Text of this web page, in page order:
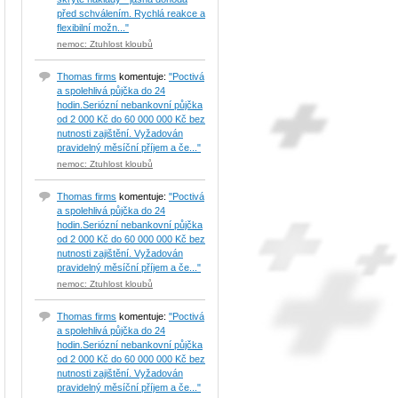
před schválením. Rychlá reakce a
flexibilní možn..."
nemoc: Ztuhlost kloubů
Thomas firms komentuje: "Poctivá
a spolehlivá půjčka do 24
hodin.Seriózní nebankovní půjčka
od 2 000 Kč do 60 000 000 Kč bez
nutnosti zajištění. Vyžadován
pravidelný měsíční příjem a če..."
nemoc: Ztuhlost kloubů
Thomas firms komentuje: "Poctivá
a spolehlivá půjčka do 24
hodin.Seriózní nebankovní půjčka
od 2 000 Kč do 60 000 000 Kč bez
nutnosti zajištění. Vyžadován
pravidelný měsíční příjem a če..."
nemoc: Ztuhlost kloubů
Thomas firms komentuje: "Poctivá
a spolehlivá půjčka do 24
hodin.Seriózní nebankovní půjčka
od 2 000 Kč do 60 000 000 Kč bez
nutnosti zajištění. Vyžadován
pravidelný měsíční příjem a če..."